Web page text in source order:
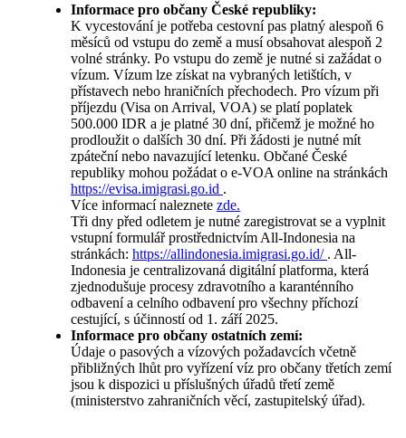
Informace pro občany České republiky:
K vycestování je potřeba cestovní pas platný alespoň 6
měsíců od vstupu do země a musí obsahovat alespoň 2
volné stránky. Po vstupu do země je nutné si zažádat o
vízum. Vízum lze získat na vybraných letištích, v
přístavech nebo hraničních přechodech. Pro vízum při
příjezdu (Visa on Arrival, VOA) se platí poplatek
500.000 IDR a je platné 30 dní, přičemž je možné ho
prodloužit o dalších 30 dní. Při žádosti je nutné mít
zpáteční nebo navazující letenku. Občané České
republiky mohou požádat o e-VOA online na stránkách
https://evisa.imigrasi.go.id .
Více informací naleznete zde.
Tři dny před odletem je nutné zaregistrovat se a vyplnit
vstupní formulář prostřednictvím All-Indonesia na
stránkách: https://allindonesia.imigrasi.go.id/ . All-
Indonesia je centralizovaná digitální platforma, která
zjednodušuje procesy zdravotního a karanténního
odbavení a celního odbavení pro všechny příchozí
cestující, s účinností od 1. září 2025.
Informace pro občany ostatních zemí:
Údaje o pasových a vízových požadavcích včetně
přibližných lhůt pro vyřízení víz pro občany třetích zemí
jsou k dispozici u příslušných úřadů třetí země
(ministerstvo zahraničních věcí, zastupitelský úřad).